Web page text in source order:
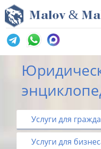
Malov & M
Услуги для
Услуги для